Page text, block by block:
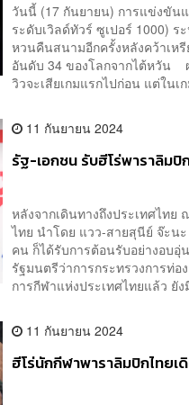
วันนี้ (17 กันยายน) การแข่งขัน
ระดับเวิลด์ทัวร์ ซูเปอร์ 1000)
หวนคืนสนามอีกครั้งหลังคว้าเห
อันดับ 34 ของโลกจากไต้หวัน
วิวจะเสียเกมแรกไปก่อน แต่ในเ
11 กันยายน 2024
รัฐ-เอกชน รับฮีโร่พาราลิม
หลังจากเดินทางถึงประเทศไท
ไทย นำโดย แวว-สายสุนีย์ จ๊ะน
คน ก็ได้รับการต้อนรับอย่างอบ
รัฐมนตรีว่าการกระทรวงการท่
การกีฬาแห่งประเทศไทยแล้ว ยั
11 กันยายน 2024
ฮีโร่นักกีฬาพาราลิมปิกไทยเ